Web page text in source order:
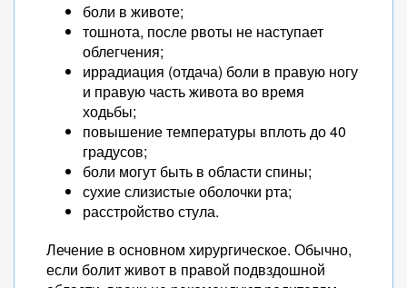
боли в животе;
тошнота, после рвоты не наступает
облегчения;
иррадиация (отдача) боли в правую ногу
и правую часть живота во время
ходьбы;
повышение температуры вплоть до 40
градусов;
боли могут быть в области спины;
сухие слизистые оболочки рта;
расстройство стула.
Лечение в основном хирургическое. Обычно,
если болит живот в правой подвздошной